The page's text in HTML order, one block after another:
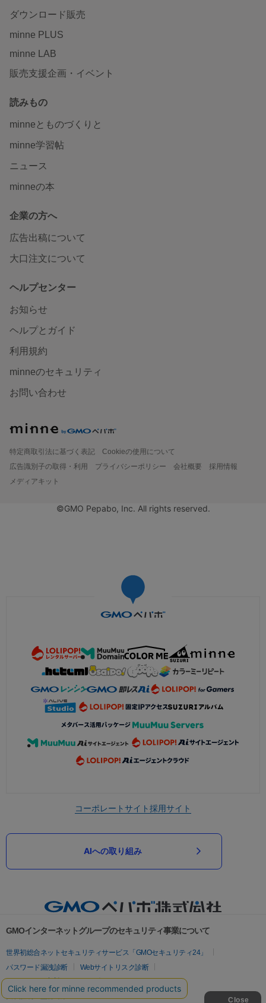
ダウンロード販売
minne PLUS
minne LAB
販売支援企画・イベント
読みもの
minneとものづくりと
minne学習帖
ニュース
minneの本
企業の方へ
広告出稿について
大口注文について
ヘルプセンター
お知らせ
ヘルプとガイド
利用規約
minneのセキュリティ
お問い合わせ
特定商取引法に基づく表記
Cookieの使用について
広告識別子の取得・利用
プライバシーポリシー 会社概要
採用情報
メディアキット
©GMO Pepabo, Inc. All rights reserved.
コーポレートサイト採用サイト
AIへの取り組み
GMOインターネットグループのセキュリティ事業について
世界初総合ネットセキュリティサービス「GMOセキュリティ24」
パスワード漏洩診断
Webサイトリスク診断
セキュリティ相談AIチャットボット
実在証明・盗聴対策